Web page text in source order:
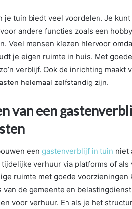
je tuin biedt veel voordelen. Je
andere functies zoals een
Veel mensen kiezen hiervoor
je eigen ruimte in huis. Met
verblijf. Ook de inrichting maakt
helemaal zelfstandig zijn.
van een
een gastenverblijf in tuin niet
verhuur via platforms of
ruimte met goede
van de gemeente en
voor verhuur. En als je het